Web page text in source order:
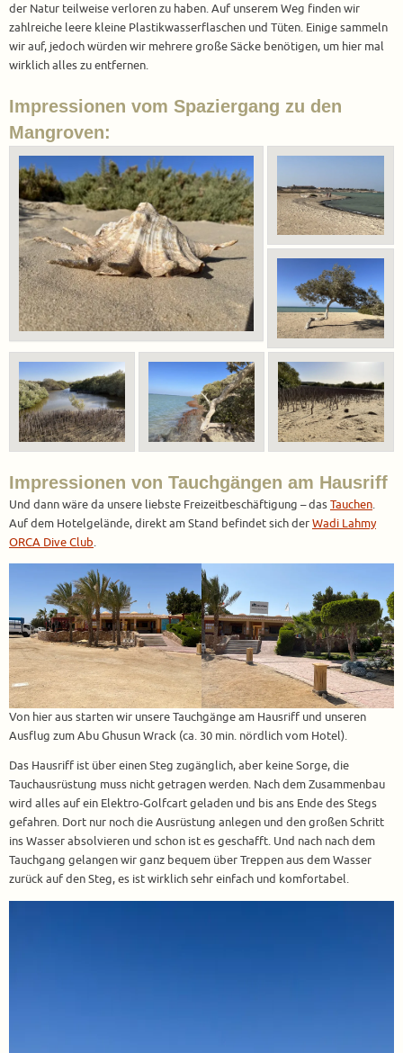
der Natur teilweise verloren zu haben. Auf unserem Weg finden wir
zahlreiche leere kleine Plastikwasserflaschen und Tüten. Einige sammeln
wir auf, jedoch würden wir mehrere große Säcke benötigen, um hier mal
wirklich alles zu entfernen.
Impressionen vom Spaziergang zu den
Mangroven:
Impressionen von Tauchgängen am Hausriff
Und dann wäre da unsere liebste Freizeitbeschäftigung – dasTauchen.
Auf dem Hotelgelände, direkt am Stand befindet sich derWadi Lahmy
ORCA Dive Club.
Von hier aus starten wir unsere Tauchgänge am Hausriff und unseren
Ausflug zum Abu Ghusun Wrack (ca. 30 min. nördlich vom Hotel).
Das Hausriff ist über einen Steg zugänglich, aber keine Sorge, die
Tauchausrüstung muss nicht getragen werden. Nach dem Zusammenbau
wird alles auf ein Elektro-Golfcart geladen und bis ans Ende des Stegs
gefahren. Dort nur noch die Ausrüstung anlegen und den großen Schritt
ins Wasser absolvieren und schon ist es geschafft. Und nach nach dem
Tauchgang gelangen wir ganz bequem über Treppen aus dem Wasser
zurück auf den Steg, es ist wirklich sehr einfach und komfortabel.